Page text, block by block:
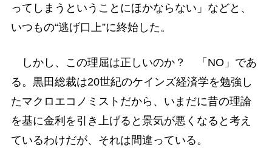
ってしまうということにほかならない」などと、
いつもの“逃げ口上”に終始した。
しかし、この理屈は正しいのか？ 「NO」であ
る。黒田総裁は20世紀のケインズ経済学を勉強し
たマクロエコノミストだから、いまだに昔の理論
を基に金利を引き上げると景気が悪くなると考え
ているわけだが、それは間違っている。